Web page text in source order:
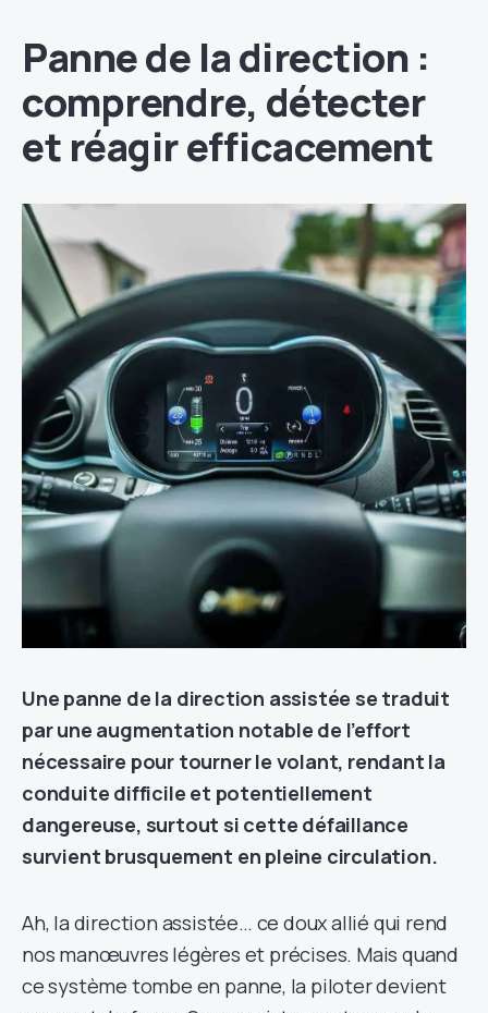
Panne de la direction :
comprendre, détecter
et réagir efficacement
Une panne de la direction assistée se traduit
par une augmentation notable de l’effort
nécessaire pour tourner le volant, rendant la
conduite difficile et potentiellement
dangereuse, surtout si cette défaillance
survient brusquement en pleine circulation.
Ah, la direction assistée… ce doux allié qui rend
nos manœuvres légères et précises. Mais quand
ce système tombe en panne, la piloter devient